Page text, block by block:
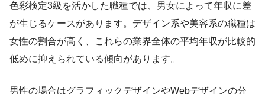
色彩検定3級を活かした職種では、男女によって年収に差
が生じるケースがあります。デザイン系や美容系の職種は
女性の割合が高く、これらの業界全体の平均年収が比較的
低めに抑えられている傾向があります。
男性の場合はグラフィックデザインやWebデザインの分